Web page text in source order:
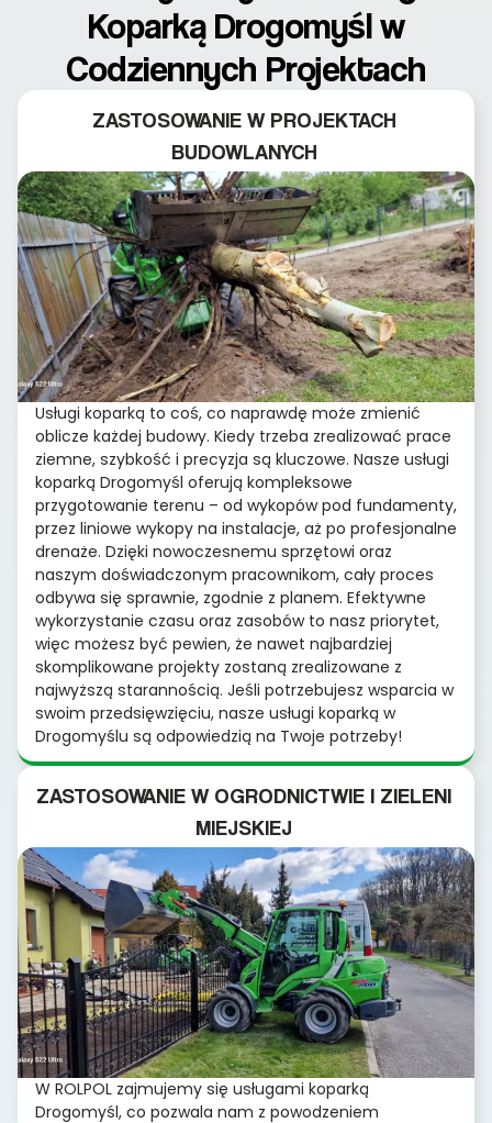
Koparką Drogomyśl w
Codziennych Projektach
ZASTOSOWANIE W PROJEKTACH
BUDOWLANYCH
Usługi koparką to coś, co naprawdę może zmienić
oblicze każdej budowy. Kiedy trzeba zrealizować prace
ziemne, szybkość i precyzja są kluczowe. Nasze usługi
koparką Drogomyśl oferują kompleksowe
przygotowanie terenu – od wykopów pod fundamenty,
przez liniowe wykopy na instalacje, aż po profesjonalne
drenaże. Dzięki nowoczesnemu sprzętowi oraz
naszym doświadczonym pracownikom, cały proces
odbywa się sprawnie, zgodnie z planem. Efektywne
wykorzystanie czasu oraz zasobów to nasz priorytet,
więc możesz być pewien, że nawet najbardziej
skomplikowane projekty zostaną zrealizowane z
najwyższą starannością. Jeśli potrzebujesz wsparcia w
swoim przedsięwzięciu, nasze usługi koparką w
Drogomyślu są odpowiedzią na Twoje potrzeby!
ZASTOSOWANIE W OGRODNICTWIE I ZIELENI
MIEJSKIEJ
W ROLPOL zajmujemy się usługami koparką
Drogomyśl, co pozwala nam z powodzeniem